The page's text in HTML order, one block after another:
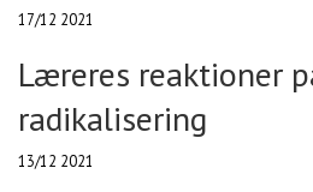
17/12 2021
Læreres reaktioner
radikalisering
13/12 2021